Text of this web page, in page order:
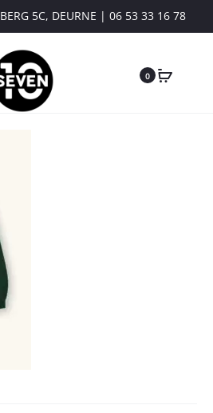
5C, DEURNE | 06 53 33 16 78
0